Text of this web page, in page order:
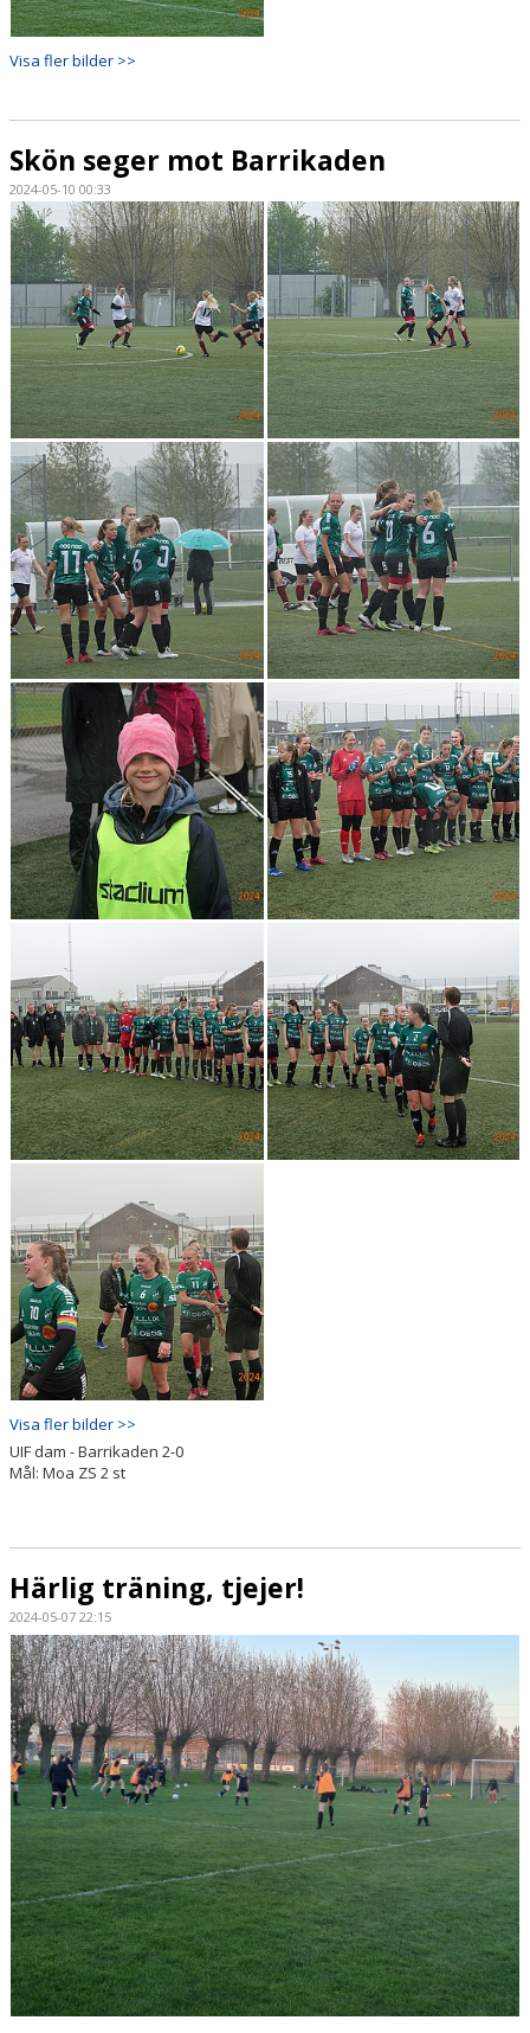
Visa fler bilder >>
Skön seger mot Barrikaden
2024-05-10 00:33
Visa fler bilder >>
UIF dam - Barrikaden 2-0
Mål: Moa ZS 2 st
Härlig träning, tjejer!
2024-05-07 22:15